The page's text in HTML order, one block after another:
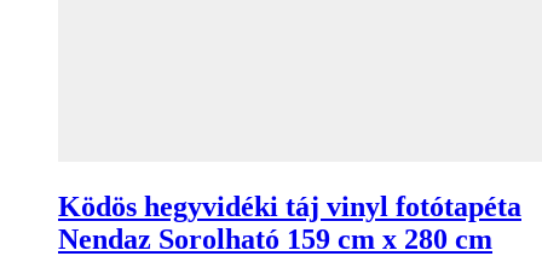
Ködös hegyvidéki táj vinyl fotótapéta
Nendaz Sorolható 159 cm x 280 cm